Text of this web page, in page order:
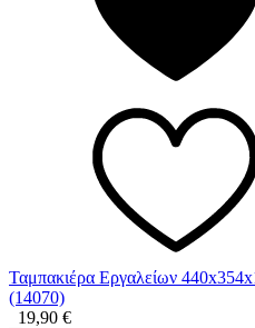
Ταμπακιέρα Εργαλείων
(14070)
19,90 €